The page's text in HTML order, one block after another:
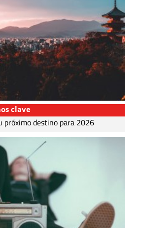
clave
próximo destino para 2026